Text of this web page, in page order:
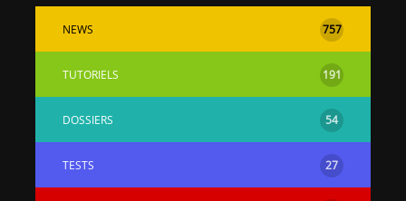
NEWS 757
TUTORIELS 191
DOSSIERS 54
TESTS 27